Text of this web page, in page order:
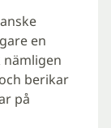
en
nämligen
berikar
på